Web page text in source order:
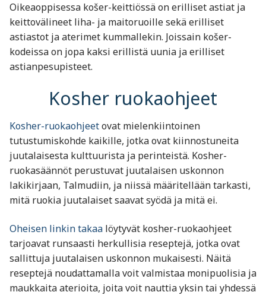
Oikeaoppisessa košer-keittiössä on erilliset astiat ja
keittovälineet liha- ja maitoruoille sekä erilliset
astiastot ja aterimet kummallekin. Joissain košer-
kodeissa on jopa kaksi erillistä uunia ja erilliset
astianpesupisteet.
Kosher ruokaohjeet
Kosher-ruokaohjeetovat mielenkiintoinen
tutustumiskohde kaikille, jotka ovat kiinnostuneita
juutalaisesta kulttuurista ja perinteistä. Kosher-
ruokasäännöt perustuvat juutalaisen uskonnon
lakikirjaan, Talmudiin, ja niissä määritellään tarkasti,
mitä ruokia juutalaiset saavat syödä ja mitä ei.
Oheisen linkin takaa löytyvät kosher-ruokaohjeet
tarjoavat runsaasti herkullisia reseptejä, jotka ovat
sallittuja juutalaisen uskonnon mukaisesti. Näitä
reseptejä noudattamalla voit valmistaa monipuolisia ja
maukkaita aterioita, joita voit nauttia yksin tai yhdessä